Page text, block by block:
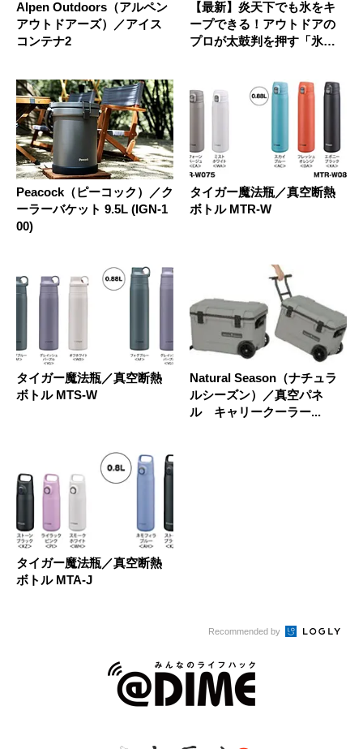
Alpen Outdoors（アルペン
アウトドアーズ）／アイス
コンテナ2
【最新】炎天下でも氷をキ
ープできる！アウトドアの
プロが太鼓判を押す「氷入
Peacock（ピーコック）／ク
ーラーバケット 9.5L (IGN-1
00)
タイガー魔法瓶／真空断熱
ボトル MTR-W
タイガー魔法瓶／真空断熱
ボトル MTS-W
Natural Season（ナチュラ
ルシーズン）／真空パネ
ル キャリークーラー...
タイガー魔法瓶／真空断熱
ボトル MTA-J
Recommended by